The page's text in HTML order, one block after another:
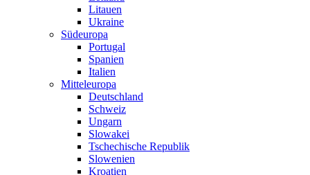
Litauen
Ukraine
Südeuropa
Portugal
Spanien
Italien
Mitteleuropa
Deutschland
Schweiz
Ungarn
Slowakei
Tschechische Republik
Slowenien
Kroatien